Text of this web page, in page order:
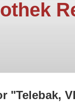
"Telebak,